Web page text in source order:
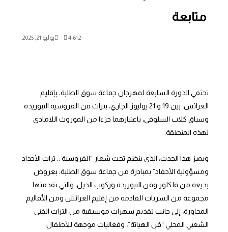
متابعة
يوليو 21, 2025 4٬612
تحتفي الدورة السابعة لمهرجان جماعة سوق الطلبة، بإقليم
العرائش، بين 19 و 21 يوليوز الجاري، بتراث فن الفروسية التبوريدة
وسباق كلاب السلوقي، باعتبارهما جزءا من الموروث اللامادي
لهذه المنطقة.
ويميز هذا الحدث، الذي ينظم تحت شعار “الفروسية .. تراث الأجداد
ومسؤولية الأحفاد” بمبادرة من جماعة سوق الطلبة، بعروض
بديعة من فلكلور وفن التبوريدة وركوب الخيل، والتي تقدمتها
مجموعة من السربات القادمة من إقليم العرائش ومن الأقاليم
المجاورة، إلى جانب تقديم سهرات موسيقية من التراث الفني
الشعبي المحلي “فن الهياتة”، وفعاليات موجهة للأطفال